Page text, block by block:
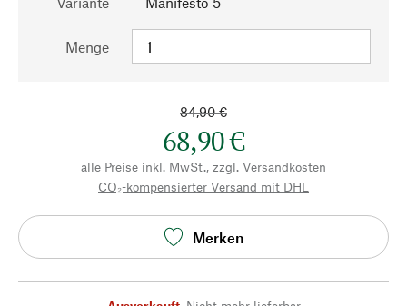
Menge
84,90 €
68,90 €
alle Preise inkl. MwSt., zzgl. Versandkosten
CO₂-kompensierter Versand mit DHL
Merken